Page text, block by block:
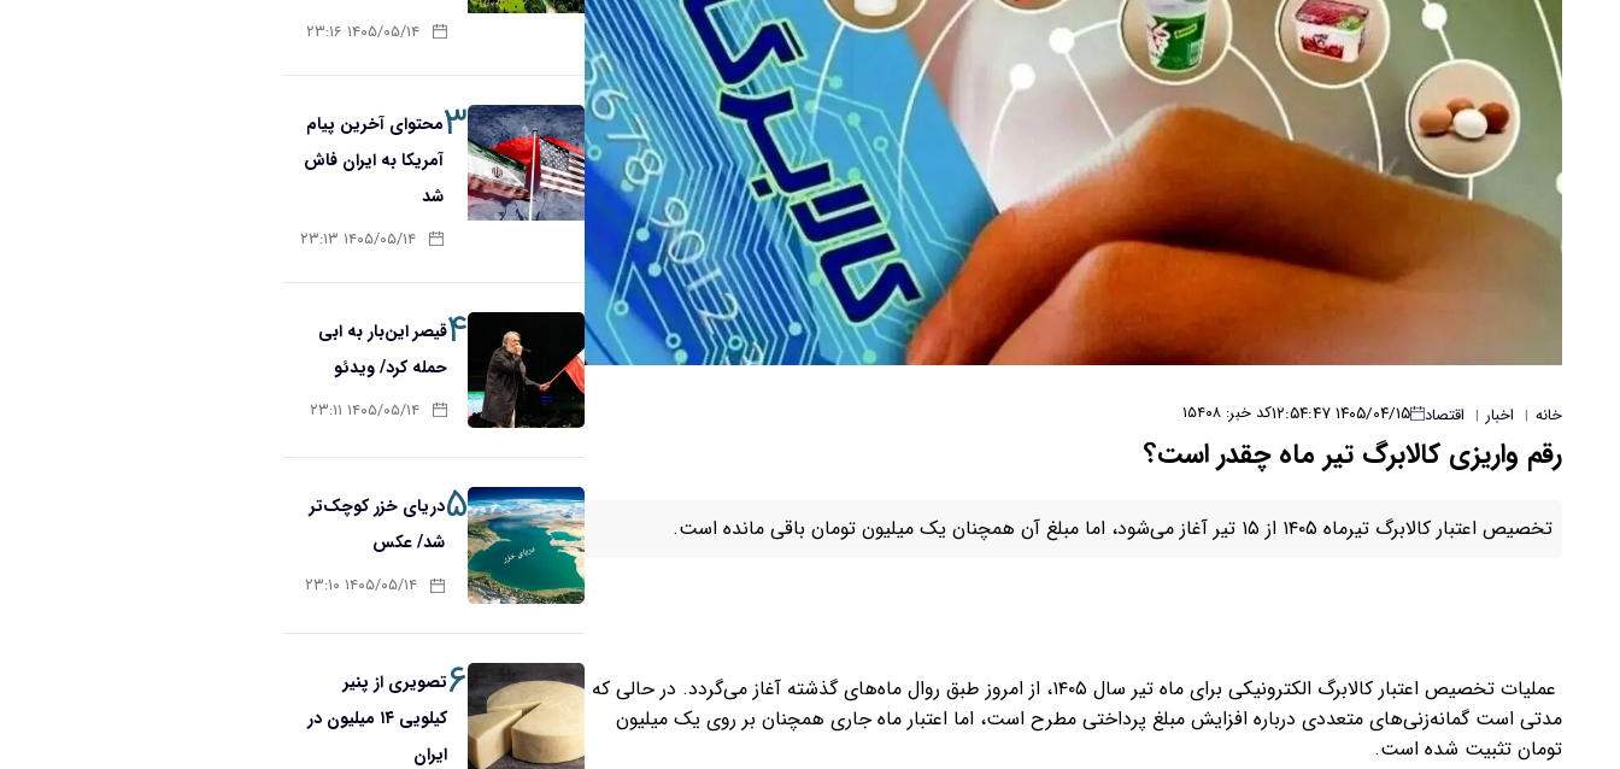
خانه | اخبار | اقتصاد ۱۴۰۵/۰۴/۱۵ ۱۲:۵۴:۴۷ کد خبر: ۱۵۴۰۸
رقم واریزی کالابرگ تیر ماه چقدر است؟
تخصیص اعتبار کالابرگ تیرماه ۱۴۰۵ از ۱۵ تیر آغاز می‌شود، اما مبلغ آن همچنان یک میلیون تومان باقی مانده است.
عملیات تخصیص اعتبار کالابرگ الکترونیکی برای ماه تیر سال ۱۴۰۵، از امروز طبق روال ماه‌های گذشته آغاز می‌گردد. در حالی که
مدتی است گمانه‌زنی‌های متعددی درباره افزایش مبلغ پرداختی مطرح است، اما اعتبار ماه جاری همچنان بر روی یک میلیون
تومان تثبیت شده است.
۱۴۰۵/۰۵/۱۴ ۲۳:۱۶
۳محتوای آخرین پیام
آمریکا به ایران فاش
شد
۱۴۰۵/۰۵/۱۴ ۲۳:۱۳
۴قیصر این‌بار به ابی
حمله کرد/ ویدئو
۱۴۰۵/۰۵/۱۴ ۲۳:۱۱
۵دریای خزر کوچک‌تر
شد/ عکس
۱۴۰۵/۰۵/۱۴ ۲۳:۱۰
۶تصویری از پنیر
کیلویی ۱۴ میلیون در
ایران